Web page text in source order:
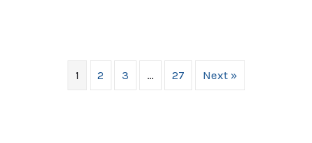
1 2 3 … 27 Next »